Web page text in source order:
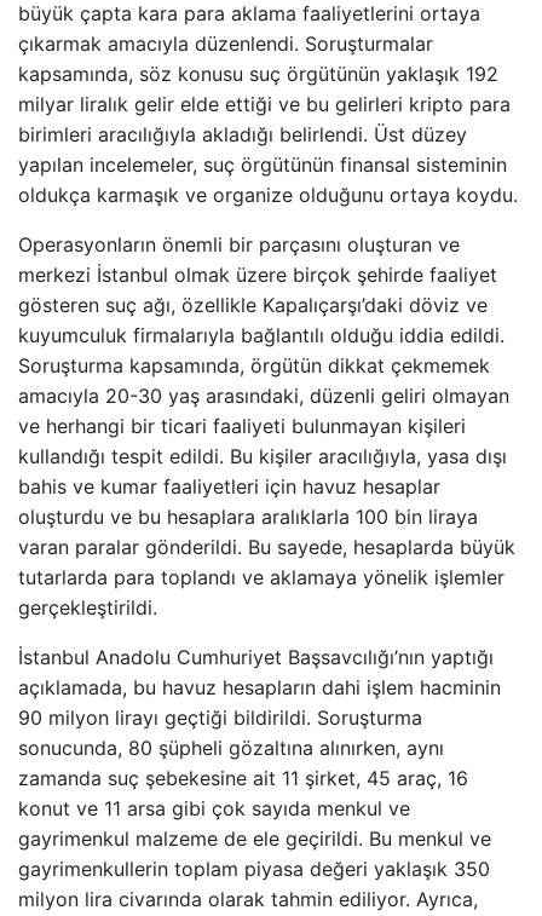
büyük çapta kara para aklama faaliyetlerini ortaya
çıkarmak amacıyla düzenlendi. Soruşturmalar
kapsamında, söz konusu suç örgütünün yaklaşık 192
milyar liralık gelir elde ettiği ve bu gelirleri kripto para
birimleri aracılığıyla akladığı belirlendi. Üst düzey
yapılan incelemeler, suç örgütünün finansal sisteminin
oldukça karmaşık ve organize olduğunu ortaya koydu.
Operasyonların önemli bir parçasını oluşturan ve
merkezi İstanbul olmak üzere birçok şehirde faaliyet
gösteren suç ağı, özellikle Kapalıçarşı’daki döviz ve
kuyumculuk firmalarıyla bağlantılı olduğu iddia edildi.
Soruşturma kapsamında, örgütün dikkat çekmemek
amacıyla 20-30 yaş arasındaki, düzenli geliri olmayan
ve herhangi bir ticari faaliyeti bulunmayan kişileri
kullandığı tespit edildi. Bu kişiler aracılığıyla, yasa dışı
bahis ve kumar faaliyetleri için havuz hesaplar
oluşturdu ve bu hesaplara aralıklarla 100 bin liraya
varan paralar gönderildi. Bu sayede, hesaplarda büyük
tutarlarda para toplandı ve aklamaya yönelik işlemler
gerçekleştirildi.
İstanbul Anadolu Cumhuriyet Başsavcılığı’nın yaptığı
açıklamada, bu havuz hesapların dahi işlem hacminin
90 milyon lirayı geçtiği bildirildi. Soruşturma
sonucunda, 80 şüpheli gözaltına alınırken, aynı
zamanda suç şebekesine ait 11 şirket, 45 araç, 16
konut ve 11 arsa gibi çok sayıda menkul ve
gayrimenkul malzeme de ele geçirildi. Bu menkul ve
gayrimenkullerin toplam piyasa değeri yaklaşık 350
milyon lira civarında olarak tahmin ediliyor. Ayrıca,